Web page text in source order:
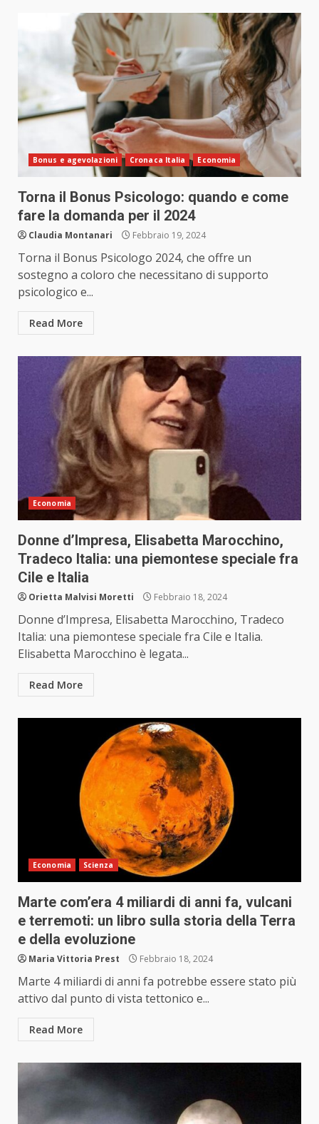
Bonus e agevolazioni Cronaca Italia Economia
Torna il Bonus Psicologo: quando e come
fare la domanda per il 2024
Claudia Montanari Febbraio 19, 2024
Torna il Bonus Psicologo 2024, che offre un
sostegno a coloro che necessitano di supporto
psicologico e...
Read More
Economia
Donne d’Impresa, Elisabetta Marocchino,
Tradeco Italia: una piemontese speciale fra
Cile e Italia
Orietta Malvisi Moretti Febbraio 18, 2024
Donne d’Impresa, Elisabetta Marocchino, Tradeco
Italia: una piemontese speciale fra Cile e Italia.
Elisabetta Marocchino è legata...
Read More
Economia Scienza
Marte com’era 4 miliardi di anni fa, vulcani
e terremoti: un libro sulla storia della Terra
e della evoluzione
Maria Vittoria Prest Febbraio 18, 2024
Marte 4 miliardi di anni fa potrebbe essere stato più
attivo dal punto di vista tettonico e...
Read More